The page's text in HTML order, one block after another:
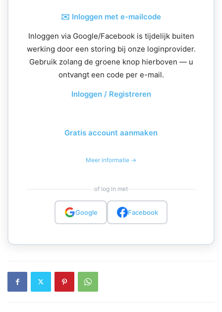
✉️ Inloggen met e-mailcode
Inloggen via Google/Facebook is tijdelijk buiten
werking door een storing bij onze loginprovider.
Gebruik zolang de groene knop hierboven — u
ontvangt een code per e-mail.
Inloggen / Registreren
Gratis account aanmaken
Meer informatie →
of log in met
Google Facebook